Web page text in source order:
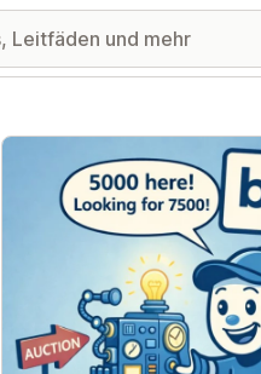
Vorgestellte Bildergalerie